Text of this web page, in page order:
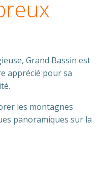
Grand Bassin est
apprécié pour sa
les montagnes
panoramiques sur la